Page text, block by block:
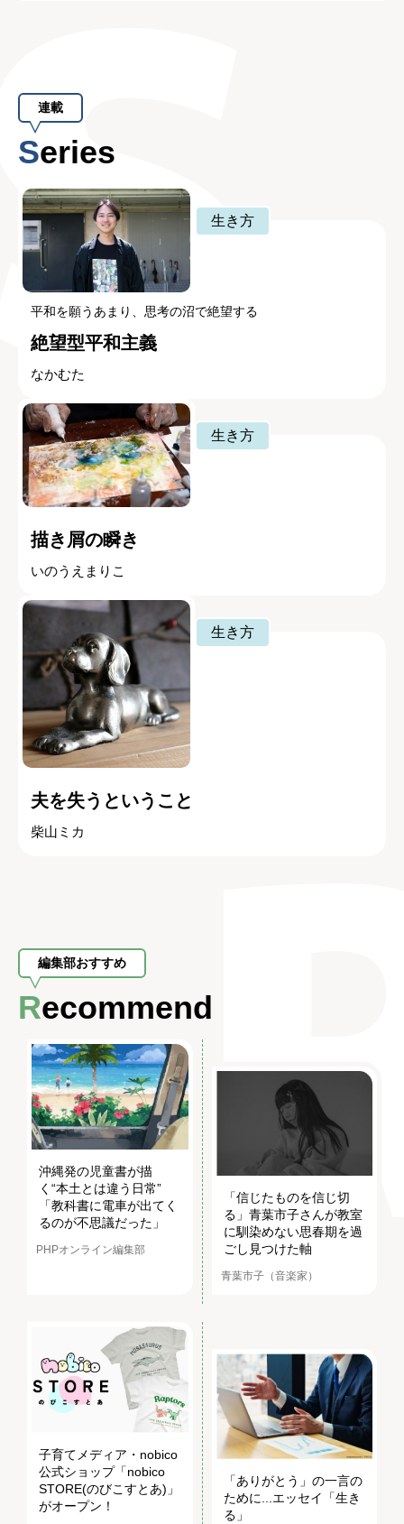
連載
Series
生き方
平和を願うあまり、思考の沼で絶望する
絶望型平和主義
なかむた
生き方
描き屑の瞬き
いのうえまりこ
生き方
夫を失うということ
柴山ミカ
編集部おすすめ
Recommend
沖縄発の児童書が描
く“本土とは違う日常”
「教科書に電車が出てく
るのが不思議だった」
PHPオンライン編集部
「信じたものを信じ切
る」青葉市子さんが教室
に馴染めない思春期を過
ごし見つけた軸
青葉市子（音楽家）
子育てメディア・nobico
公式ショップ「nobico
STORE(のびこすとあ)」
がオープン！
「ありがとう」の一言の
ために...エッセイ「生き
る」